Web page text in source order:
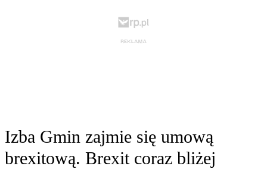
Izba Gmin zajmie się umową
brexitową. Brexit coraz bliżej